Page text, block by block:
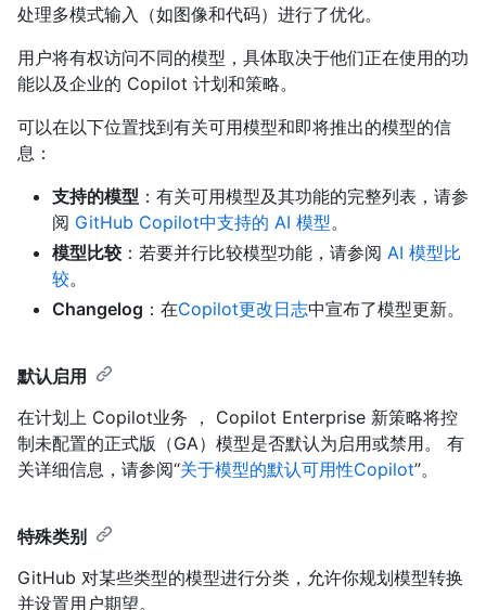
处理多模式输入（如图像和代码）进行了优化。
用户将有权访问不同的模型，具体取决于他们正在使用的功
能以及企业的 Copilot 计划和策略。
可以在以下位置找到有关可用模型和即将推出的模型的信
息：
支持的模型 ：有关可用模型及其功能的完整列表，请参
阅 GitHub Copilot中支持的 AI 模型。
模型比较 ：若要并行比较模型功能，请参阅 AI 模型比
较。
Changelog ：在Copilot更改日志中宣布了模型更新。
默认启用
在计划上 Copilot业务 ， Copilot Enterprise 新策略将控
制未配置的正式版（GA）模型是否默认为启用或禁用。 有
关详细信息，请参阅“关于模型的默认可用性Copilot”。
特殊类别
GitHub 对某些类型的模型进行分类，允许你规划模型转换
并设置用户期望。